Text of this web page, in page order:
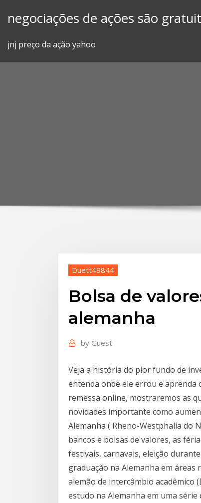
negociações de ações são
jnj preço da ação yahoo
Duett49844
Bolsa de
alemanha
by Guest
Veja a história do pior fundo de
entenda onde ele errou e aprenda
remessa online, mostraremos as
novidades importante como
Alemanha ( Rheno-Westphalia do
bancos e bolsas de valores, as
festivais, carnavais, eleição
graduação na Alemanha em áreas
alemão de intercâmbio acadêmico
estudo na Alemanha em uma